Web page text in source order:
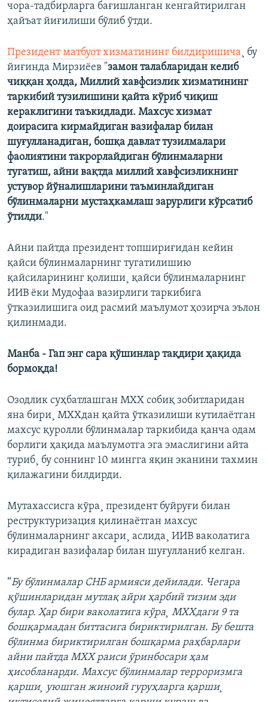
чора-тадбирларга бағишланган кенгайтирилган
ҳайъат йиғилиши бўлиб ўтди.
Президент матбуот хизматининг билдиришича¸ бу
йиғинда Мирзиëев "замон талабларидан келиб
чиққан ҳолда, Миллий хавфсизлик хизматининг
таркибий тузилишини қайта кўриб чиқиш
кераклигини таъкидлади. Махсус хизмат
доирасига кирмайдиган вазифалар билан
шуғулланадиган, бошқа давлат тузилмалари
фаолиятини такрорлайдиган бўлинмаларни
тугатиш, айни вақтда миллий хавфсизликнинг
устувор йўналишларини таъминлайдиган
бўлинмаларни мустаҳкамлаш зарурлиги кўрсатиб
ўтилди."
Айни пайтда президент топшириғидан кейин
қайси бўлинмаларнинг тугатилишию
қайсиларининг қолиши¸ қайси бўлинмаларнинг
ИИВ ëки Мудофаа вазирлиги таркибига
ўтказилишига оид расмий маълумот ҳозирча эълон
қилинмади.
Манба - Гап энг сара қўшинлар тақдири ҳақида
бормоқда!
Озодлик суҳбатлашган МХХ собиқ зобитларидан
яна бири¸ МХХдан қайта ўтказилиши кутилаëтган
махсус қуролли бўлинмалар таркибида қанча одам
борлиги ҳақида маълумотга эга эмаслигини айта
туриб¸ бу соннинг 10 мингга яқин эканини тахмин
қилажагини билдирди.
Мутахассисга кўра¸ президент буйруғи билан
реструктуризация қилинаëтган махсус
бўлинмаларнинг аксари¸ аслида¸ ИИВ ваколатига
кирадиган вазифалар билан шуғулланиб келган.
“Бу бўлинмалар СНБ армияси дейилади. Чегара
қўшинларидан мутлақ айри ҳарбий тизим эди
булар. Ҳар бири ваколатига кўра¸ МХХдаги 9 та
бошқармадан биттасига бириктирилган. Бу бешта
бўлинма бириктирилган бошқарма раҳбарлари
айни пайтда МХХ раиси ўринбосари ҳам
ҳисобланарди. Махсус бўлинмалар терроризмга
қарши¸ уюшган жиноий гуруҳларга қарши¸